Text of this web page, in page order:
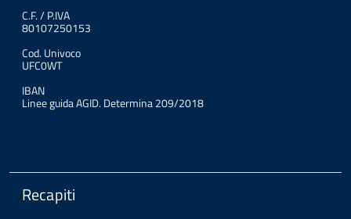
C.F. / P.IVA
80107250153
Cod. Univoco
UFC0WT
IBAN
Linee guida AGID. Determina 209/2018
Recapiti